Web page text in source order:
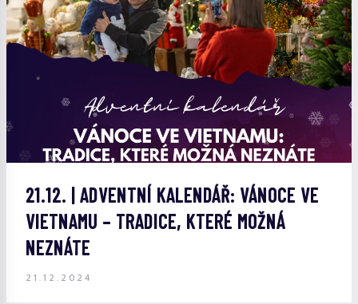
21.12. | ADVENTNÍ KALENDÁŘ: VÁNOCE VE
VIETNAMU – TRADICE, KTERÉ MOŽNÁ
NEZNÁTE
21.12.2024